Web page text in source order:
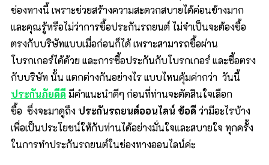
ช่องทางนี้ เพราะช่วยสร้างความสะดวกสบายได้ค่อนข้างมาก
และคุณรู้หรือไม่ว่าการซื้อประกันรถยนต์ ไม่จำเป็นจะต้องซื้อ
ตรงกับบริษัทแบบเมื่อก่อนก็ได้ เพราะสามารถซื้อผ่าน
โบรกเกอร์ได้ด้วย และการซื้อประกันกับโบรกเกอร์ และซื้อตรง
กับบริษัท นั้น แตกต่างกันอย่างไร แบบไหนคุ้มค่ากว่า วันนี้
ประกันภัยดีดี มีคำแนะนำดีๆ ก่อนที่ท่านจะตัดสินใจเลือก
ซื้อ ซึ่งจะมาดูถึง ประกันรถยนต์ออนไลน์ ข้อดี ว่ามีอะไรบ้าง
เพื่อเป็นประโยชน์ให้กับท่านได้อย่างมั่นใจและสบายใจ ทุกครั้ง
ในการทำประกันรถยนต์ในช่องทางออนไลน์ค่ะ